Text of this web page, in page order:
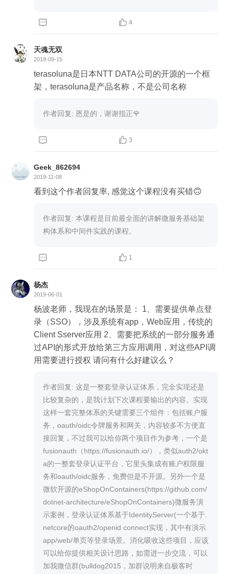
  4
天魂无双
2018-09-15
terasoluna是日本NTT DATA公司的开源的一个框
架，terasoluna是产品名称，不是公司名称
作者回复: 恩是的，谢谢指正🌹
  3
Geek_862694
2019-11-08
看到这个作者回复率, 感觉这个课程没有买错🙃
作者回复: 本课程是目前最全面的讲解微服务基础架
构体系和中间件实践的课程。
  1
杨杰
2019-06-01
杨波老师，我现在的场景是： 1、需要提供单点登
录（SSO），涉及系统有app，Web应用，传统的
Client Sserver应用 2、需要把系统的一部分服务通
过API的形式开放给第三方应用调用，对这些API调
用需要进行授权 请问有什么好建议么？
作者回复: 这是一整套登录认证体系，完全实现还是
比较复杂的，是我计划下次课程要输出的内容。实现
这样一套完整体系的关键需要三个组件：包括账户服
务，oauth/oidc令牌服务和网关，内容较多不方便直
接回复，不过我可以给你两个项目作为参考，一个是
fusionauth（https://fusionauth.io/），类似auth2/okt
a的一整套登录认证平台，它里头集成有账户权限服
务和oauth/oidc服务，免费但是不开源。另外一个是
微软开源的eShopOnContainers(https://github.com/
dotnet-architecture/eShopOnContainers)微服务演
示案例，登录认证体系基于IdentityServer(一个基于.
netcore的oauth2/openid connect实现，其中有演示
app/web/单页等登录场景。消化吸收这些项目，应该
可以给你提供相关设计思路，如需进一步交流，可以
加我微信群(bulldog2015，加群说明来自极客时